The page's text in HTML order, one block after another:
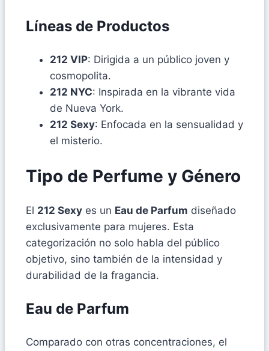
Líneas de Productos
212 VIP: Dirigida a un público joven y
cosmopolita.
212 NYC: Inspirada en la vibrante vida
de Nueva York.
212 Sexy: Enfocada en la sensualidad y
el misterio.
Tipo de Perfume y Género
El 212 Sexy es un Eau de Parfum diseñado
exclusivamente para mujeres. Esta
categorización no solo habla del público
objetivo, sino también de la intensidad y
durabilidad de la fragancia.
Eau de Parfum
Comparado con otras concentraciones, el